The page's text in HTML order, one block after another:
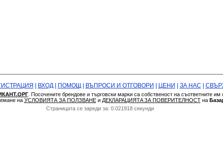
ВХОД| ПОМОЩ| ВЪПРОСИ И ОТГОВОРИ ЦЕНИ ЗА НАС
. Посочените брендове и търговски марки са собственост на съответните им
на УСЛОВИЯТА ЗА ПОЛЗВАНЕи ДЕКЛАРАЦИЯТA ЗА ПОВЕРИТЕЛНОСТна
Страницата се зареди за: 0.021918 секунди